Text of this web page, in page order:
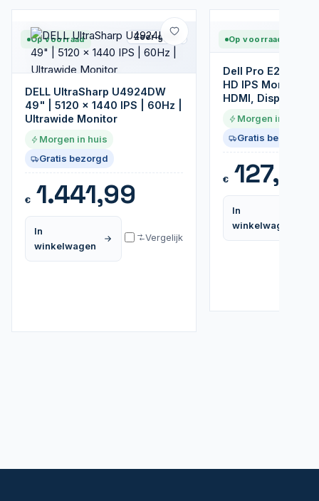
Op voorraad Zeer goed
DELL UltraSharp U4924DW
49" | 5120 x 1440 IPS | 60Hz |
Ultrawide Monitor
Morgen in huis
Gratis bezorgd
€1.441,99
In
winkelwagen
Vergelijk
Op voorraad
Dell Pro
HD IPS Monitor |
HDMI, DisplayPort
Morgen in huis
Gratis bezorgd
€127,99
In
winkelwagen